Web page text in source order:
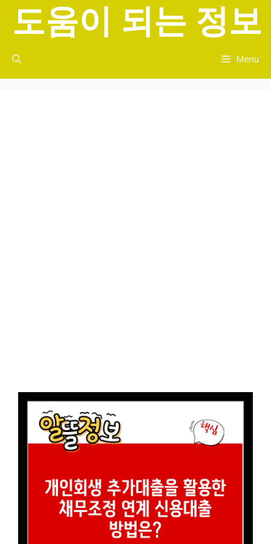
너
도움이 되는 정보
Menu